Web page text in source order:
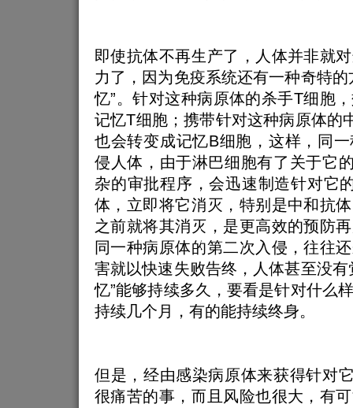
即使抗体不再生产了，人体并非就
力了，因为免疫系统还有一种奇特的
忆”。针对这种病原体的杀手T细胞
记忆T细胞；携带针对这种病原体的
也会转变成记忆B细胞，这样，同
侵人体，由于淋巴细胞有了关于它
杂的审批程序，会迅速制造针对它
体，立即将它消灭，特别是中和抗
之前就将其消灭，是更高效的预防
同一种病原体的第二次入侵，往往
害就以快速失败告终，人体甚至没有
忆”能够持续多久，要看是针对什么
持续几个月，有的能持续终身。
但是，经由感染病原体来获得针对
很痛苦的事，而且风险也很大，有